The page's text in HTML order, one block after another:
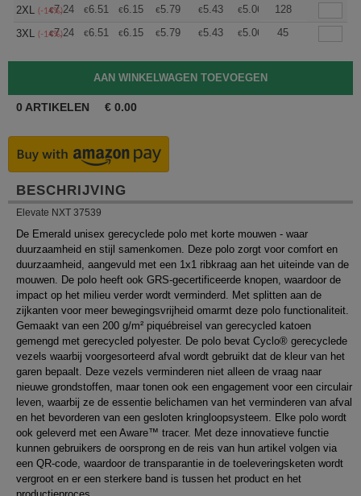
2XL (-14%)
€7.24 €6.51 €6.15 €5.79 €5.43 €5.06 +
128
3XL (-14%)
€7.24 €6.51 €6.15 €5.79 €5.43 €5.06 +
45
0 ARTIKELEN € 0.00
BESCHRIJVING
Elevate NXT 37539
De Emerald unisex gerecyclede polo met korte mouwen - waar
duurzaamheid en stijl samenkomen. Deze polo zorgt voor comfort en
duurzaamheid, aangevuld met een 1x1 ribkraag aan het uiteinde van de
mouwen. De polo heeft ook GRS-gecertificeerde knopen, waardoor de
impact op het milieu verder wordt verminderd. Met splitten aan de
zijkanten voor meer bewegingsvrijheid omarmt deze polo functionaliteit.
Gemaakt van een 200 g/m² piquébreisel van gerecycled katoen
gemengd met gerecycled polyester. De polo bevat Cyclo® gerecyclede
vezels waarbij voorgesorteerd afval wordt gebruikt dat de kleur van het
garen bepaalt. Deze vezels verminderen niet alleen de vraag naar
nieuwe grondstoffen, maar tonen ook een engagement voor een circulair
leven, waarbij ze de essentie belichamen van het verminderen van afval
en het bevorderen van een gesloten kringloopsysteem. Elke polo wordt
ook geleverd met een Aware™ tracer. Met deze innovatieve functie
kunnen gebruikers de oorsprong en de reis van hun artikel volgen via
een QR-code, waardoor de transparantie in de toeleveringsketen wordt
vergroot en er een sterkere band is tussen het product en het